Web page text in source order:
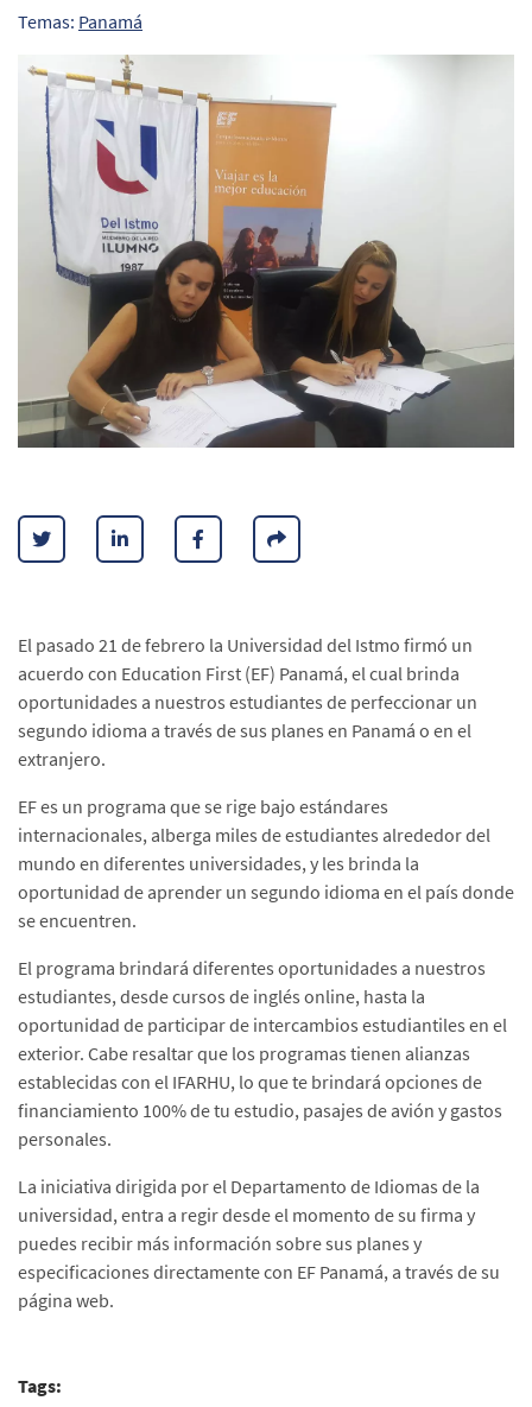
Temas: Panamá
El pasado 21 de febrero la Universidad del Istmo firmó un
acuerdo con Education First (EF) Panamá, el cual brinda
oportunidades a nuestros estudiantes de perfeccionar un
segundo idioma a través de sus planes en Panamá o en el
extranjero.
EF es un programa que se rige bajo estándares
internacionales, alberga miles de estudiantes alrededor del
mundo en diferentes universidades, y les brinda la
oportunidad de aprender un segundo idioma en el país donde
se encuentren.
El programa brindará diferentes oportunidades a nuestros
estudiantes, desde cursos de inglés online, hasta la
oportunidad de participar de intercambios estudiantiles en el
exterior. Cabe resaltar que los programas tienen alianzas
establecidas con el IFARHU, lo que te brindará opciones de
financiamiento 100% de tu estudio, pasajes de avión y gastos
personales.
La iniciativa dirigida por el Departamento de Idiomas de la
universidad, entra a regir desde el momento de su firma y
puedes recibir más información sobre sus planes y
especificaciones directamente con EF Panamá, a través de su
página web.
Tags: